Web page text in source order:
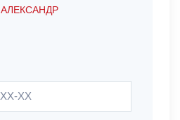
АЛЕКСАНДР